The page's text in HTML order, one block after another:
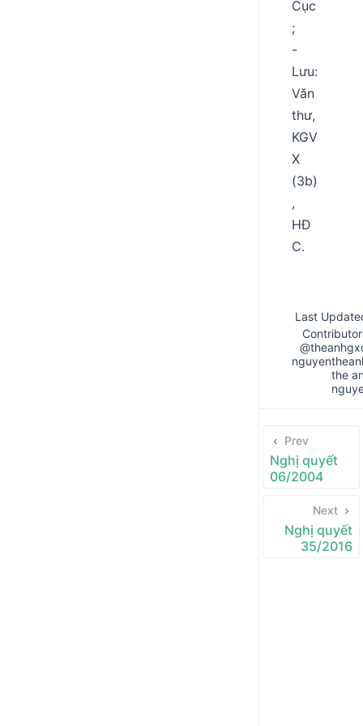
Cục
;
-
Lưu:
Văn
thư,
KGV
X
(3b)
,
HĐ
C.
Last
the
Prev
Nghị quyết
06/2004
Next
Nghị quyết
35/2016